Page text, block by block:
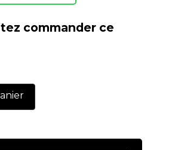
commander ce